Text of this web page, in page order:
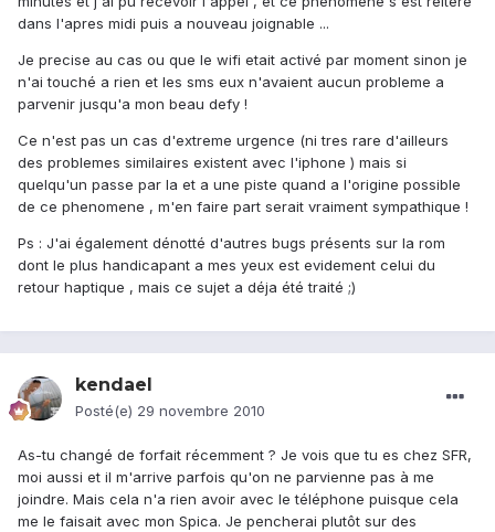
dans l'apres midi puis a nouveau joignable ...
Je precise au cas ou que le wifi etait activé par moment sinon je
n'ai touché a rien et les sms eux n'avaient aucun probleme a
parvenir jusqu'a mon beau defy !
Ce n'est pas un cas d'extreme urgence (ni tres rare d'ailleurs
des problemes similaires existent avec l'iphone ) mais si
quelqu'un passe par la et a une piste quand a l'origine possible
de ce phenomene , m'en faire part serait vraiment sympathique !
Ps : J'ai également dénotté d'autres bugs présents sur la rom
dont le plus handicapant a mes yeux est evidement celui du
retour haptique , mais ce sujet a déja été traité ;)
kendael
Posté(e) 29 novembre 2010
As-tu changé de forfait récemment ? Je vois que tu es chez SFR,
moi aussi et il m'arrive parfois qu'on ne parvienne pas à me
joindre. Mais cela n'a rien avoir avec le téléphone puisque cela
me le faisait avec mon Spica. Je pencherai plutôt sur des